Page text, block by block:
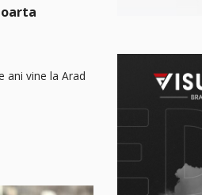
ani vine la Arad